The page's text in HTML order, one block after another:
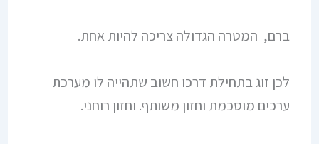
ברם, המטרה הגדולה צריכה להיות אחת.
לכן זוג בתחילת דרכו חשוב שתהייה לו מערכת
ערכים מוסכמת וחזון משותף. וחזון רוחני.